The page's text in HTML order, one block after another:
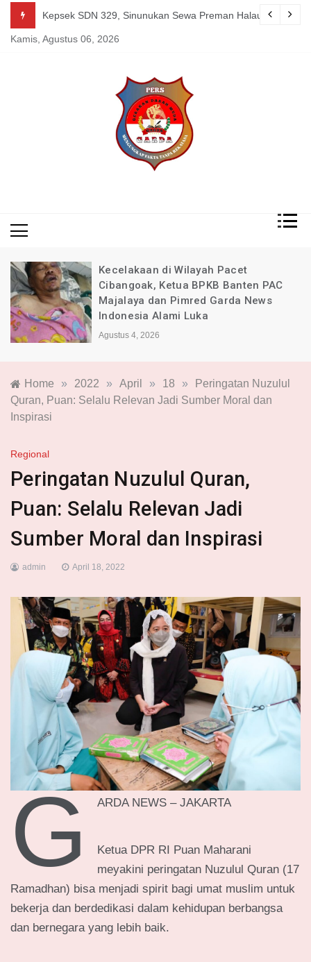
content
Uden Pimred Garda News Indonesia yang Sedang Pemulihan
Kepsek SDN 329, Sinunukan Sewa Preman Halau LSM
Kamis, Agustus 06, 2026
Kecelakaan di Wilayah Pacet
Cibangoak, Ketua BPKB Banten PAC
Majalaya dan Pimred Garda News
Indonesia Alami Luka
Agustus 4, 2026
Home » 2022 » April » 18 »
Peringatan Nuzulul
Quran, Puan: Selalu Relevan Jadi Sumber Moral dan
Inspirasi
Regional
Peringatan Nuzulul Quran,
Puan: Selalu Relevan Jadi
Sumber Moral dan Inspirasi
admin April 18, 2022
G ARDA NEWS – JAKARTA
Ketua DPR RI Puan Maharani
meyakini peringatan Nuzulul Quran (17
Ramadhan) bisa menjadi spirit bagi umat muslim untuk
bekerja dan berdedikasi dalam kehidupan berbangsa
dan bernegara yang lebih baik.